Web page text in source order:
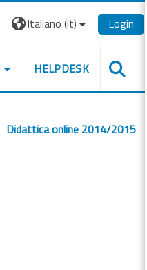
Italiano ‎(it)‎ Login
HELPDESK
Didattica online 2014/2015